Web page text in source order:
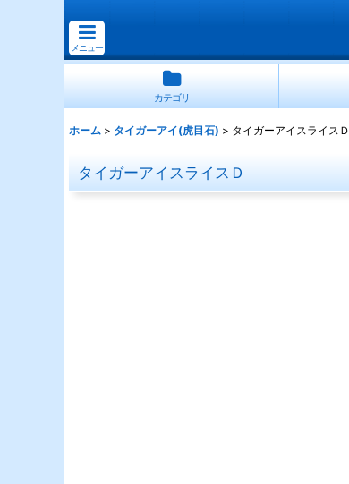
メニュー
カテゴリ
ホーム > タイガーアイ(虎目石) > タイガーアイスライスＤ
タイガーアイスライスＤ